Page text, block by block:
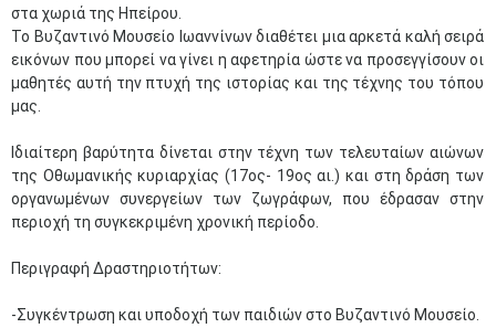
στα χωριά της Ηπείρου.
Το Βυζαντινό Μουσείο Ιωαννίνων διαθέτει μια αρκετά καλή σειρά
εικόνων που μπορεί να γίνει η αφετηρία ώστε να προσεγγίσουν οι
μαθητές αυτή την πτυχή της ιστορίας και της τέχνης του τόπου
μας.
Ιδιαίτερη βαρύτητα δίνεται στην τέχνη των τελευταίων αιώνων
της Οθωμανικής κυριαρχίας (17ος- 19ος αι.) και στη δράση των
οργανωμένων συνεργείων των ζωγράφων, που έδρασαν στην
περιοχή τη συγκεκριμένη χρονική περίοδο.
Περιγραφή Δραστηριοτήτων:
-Συγκέντρωση και υποδοχή των παιδιών στο Βυζαντινό Μουσείο.